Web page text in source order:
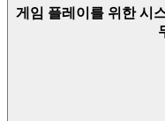
진행 상황이 보호되고
오는 마음의 평화입니다
게임 플레이를 위한 시